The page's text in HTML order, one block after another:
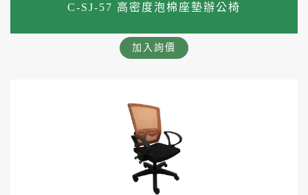
C-SJ-57 高密度泡棉座墊辦公椅
加入詢價